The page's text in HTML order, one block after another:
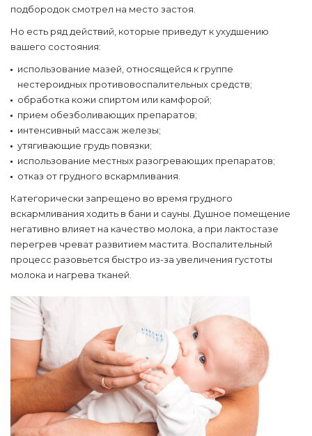
подбородок смотрел на место застоя.
Но есть ряд действий, которые приведут к ухудшению
вашего состояния:
использование мазей, относящейся к группе
нестероидных противовоспалительных средств;
обработка кожи спиртом или камфорой;
прием обезболивающих препаратов;
интенсивный массаж железы;
утягивающие грудь повязки;
использование местных разогревающих препаратов;
отказ от грудного вскармливания.
Категорически запрещено во время грудного
вскармливания ходить в бани и сауны. Душное помещение
негативно влияет на качество молока, а при лактостазе
перегрев чреват развитием мастита. Воспалительный
процесс разовьется быстро из-за увеличения густоты
молока и нагрева тканей.